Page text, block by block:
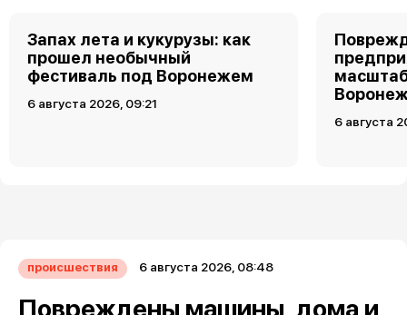
Запах лета и кукурузы: как
прошел необычный
фестиваль под Воронежем
6 августа 2026, 09:21
6 августа
происшествия 6 августа 2026, 08:48
Повреждены машины, дома и